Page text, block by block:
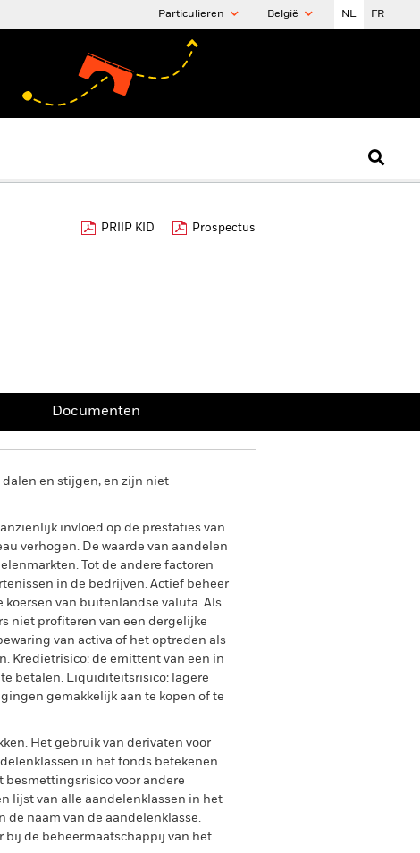
Particulieren België NL FR
PRIIP KID Prospectus
Documenten
en stijgen, en zijn niet
invloed op de prestaties van
verhogen. De waarde van aandelen
Tot de andere factoren
in de bedrijven. Actief beheer
van buitenlandse valuta. Als
niet profiteren van een dergelijke
van activa of het optreden als
Kredietrisico: de emittent van een in
betalen. Liquiditeitsrisico: lagere
gemakkelijk aan te kopen of te
Het gebruik van derivaten voor
in het fonds betekenen.
besmettingsrisico voor andere
lijst van alle aandelenklassen in het
naam van de aandelenklasse.
bij de beheermaatschappij van het